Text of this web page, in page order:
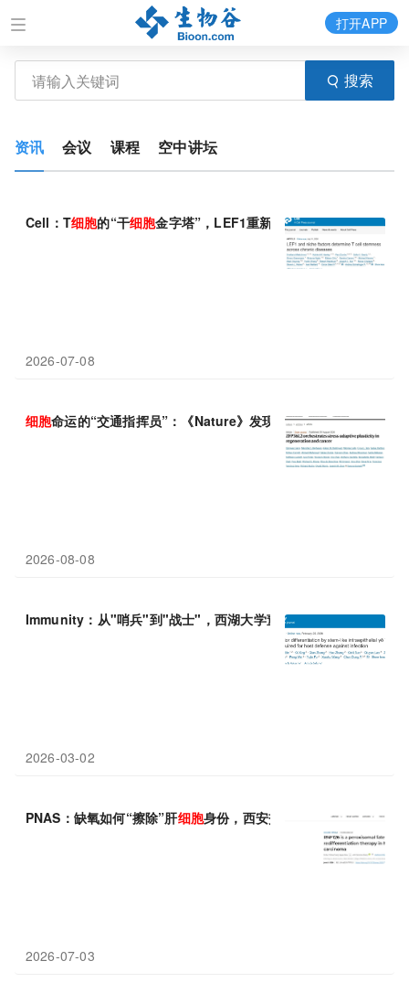
搜索
打开APP
资讯 会议 课程 空中讲坛
Cell：T细胞的“干细胞金字塔”，LEF1重新定义慢性疾病中的T细
2026-07-08
细胞命运的“交通指挥员”：《Nature》发现生物分子凝胶调控去
2026-08-08
Immunity：从"哨兵"到"战士"，西湖大学董晨团队解析肠道杀伤
2026-03-02
PNAS：缺氧如何“擦除”肝细胞身份，西安交通大学张彦民团队揭
2026-07-03